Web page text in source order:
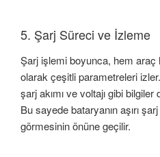
5. Şarj Süreci ve İzleme
Şarj işlemi boyunca, hem
olarak çeşitli parametreleri
şarj akımı ve voltajı gibi
Bu sayede bataryanın aşırı
görmesinin önüne geçilir.